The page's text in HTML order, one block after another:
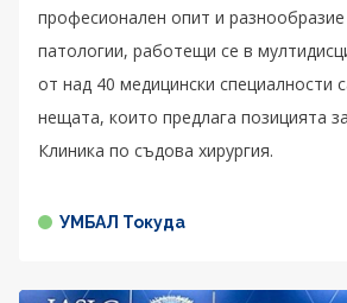
професионален опит и
патологии, работещи се в
от над 40 медицински специалности
нещата, които предлага позицията
Клиника по съдова хирургия.
УМБАЛ Токуда